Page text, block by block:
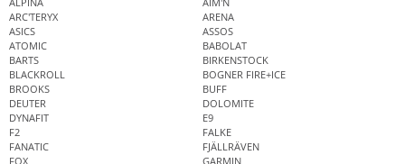
ARC'TERYX
ARENA
ASICS
ASSOS
ATOMIC
BABOLAT
BARTS
BIRKENSTOCK
BLACKROLL
BOGNER FIRE+ICE
BROOKS
BUFF
DEUTER
DOLOMITE
DYNAFIT
E9
F2
FALKE
FANATIC
FJÄLLRÄVEN
FOX
GARMIN